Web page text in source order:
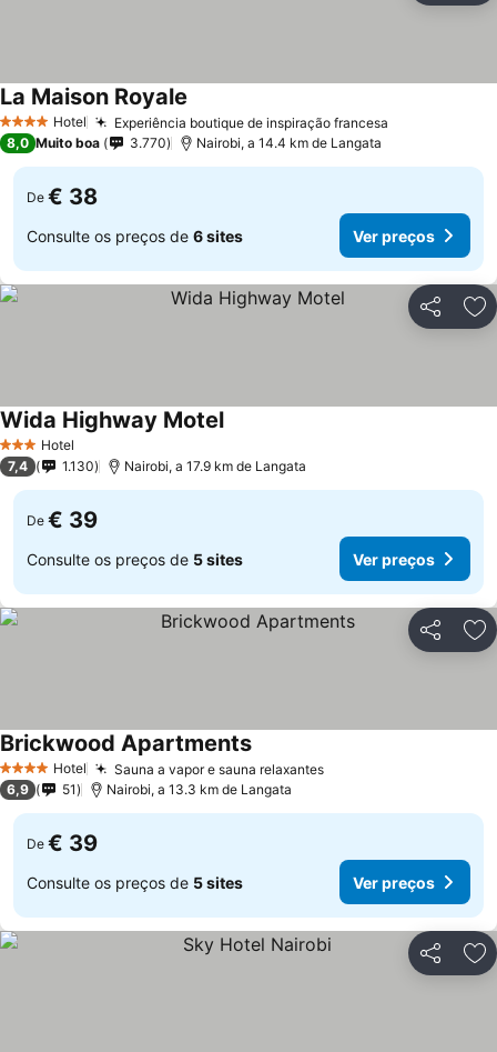
4 EstrelasHotel Experiência boutique de inspiração francesa
La Maison Royale
8,0 Muito boa 3.770 Nairobi, a 14.4 km de Langata
De € 38
Consulte os preços de 6 sites Ver preços
Partilhar
3 EstrelasHotel
Wida Highway MotelVer preços
7,4 1.130 Nairobi, a 17.9 km de Langata
De € 39
Consulte os preços de 5 sites Ver preços
Partilhar
4 EstrelasHotel Sauna a vapor e sauna relaxantesVer preços
Brickwood ApartmentsVer preços
6,9 51 Nairobi, a 13.3 km de Langata
De € 39
Consulte os preços de 5 sites Ver preços
Partilhar